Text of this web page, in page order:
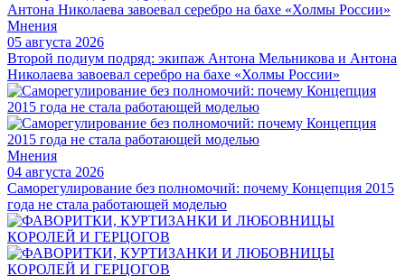
Мнения
05 августа 2026
Второй подиум подряд: экипаж Антона Мельникова и Антона
Николаева завоевал серебро на бахе «Холмы России»
Мнения
04 августа 2026
Саморегулирование без полномочий: почему Концепция 2015
года не стала работающей моделью